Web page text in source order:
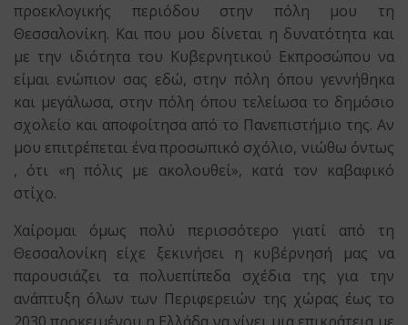
προεκλογικής περιόδου στην πόλη μου τη
Θεσσαλονίκη. Και που μου δίνεται η δυνατότητα και
με την ιδιότητα του Κυβερνητικού Εκπροσώπου να
είμαι ενώπιον σας εδώ, στην πόλη όπου γεννήθηκα
και μεγάλωσα, στην πόλη όπου τελείωσα το δημόσιο
σχολείο και αποφοίτησα από το Πανεπιστήμιο της. Αν
μου επιτρέπεται ένα προσωπικό σχόλιο, νιώθω όντως
, ότι «η πόλις με ακολουθεί», κατά τον καβαφικό
στίχο.
Χαίρομαι όμως πολύ περισσότερο γιατί από τη
Θεσσαλονίκη είχε ξεκινήσει η κυβέρνησή μας να
παρουσιάζει τα πολυεπίπεδα σχέδια της για την
ανάπτυξη όλων των Περιφερειών της χώρας έως το